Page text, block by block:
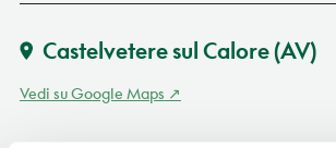
Castelvetere sul Calore(AV)
Vedi su Google Maps